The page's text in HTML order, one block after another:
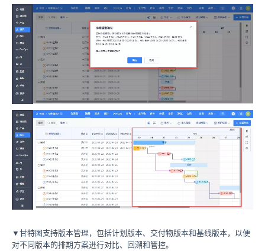
▼甘特图支持版本管理，包括计划版本、交付物版本和基线版本，以便
对不同版本的排期方案进行对比、回溯和管控。